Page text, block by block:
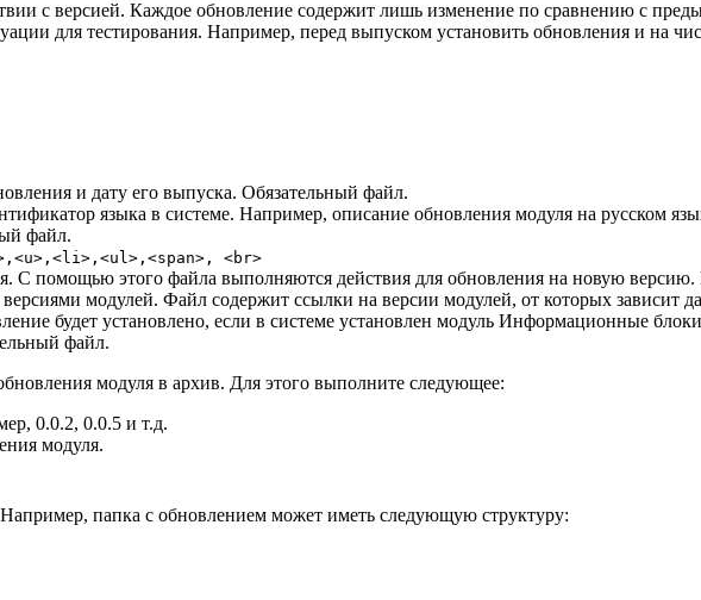
с версией. Каждое обновление содержит лишь изменение по сравнению с
для тестирования. Например, перед выпуском установить обновления и на
и дату его выпуска. Обязательный файл.
языка в системе. Например, описание обновления модуля на русском
файл.
<br>
С помощью этого файла выполняются действия для обновления на новую
модулей. Файл содержит ссылки на версии модулей, от которых зависит
будет установлено, если в системе установлен модуль Информационные
файл.
модуля в архив. Для этого выполните следующее:
0.0.2, 0.0.5 и т.д.
модуля.
папка с обновлением может иметь следующую структуру: